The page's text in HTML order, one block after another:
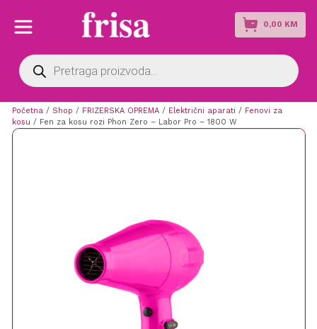
0,00 KM
Products
search
Početna / Shop / FRIZERSKA OPREMA/ Električni aparati / Fenovi za
kosu / Fen za kosu rozi Phon Zero – Labor Pro – 1800 W